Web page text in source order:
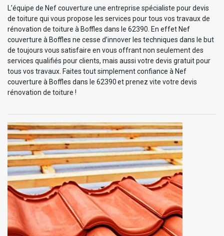
L’équipe de Nef couverture une entreprise spécialiste pour devis
de toiture qui vous propose les services pour tous vos travaux de
rénovation de toiture à Boffles dans le 62390. En effet Nef
couverture à Boffles ne cesse d’innover les techniques dans le but
de toujours vous satisfaire en vous offrant non seulement des
services qualifiés pour clients, mais aussi votre devis gratuit pour
tous vos travaux. Faites tout simplement confiance à Nef
couverture à Boffles dans le 62390 et prenez vite votre devis
rénovation de toiture !